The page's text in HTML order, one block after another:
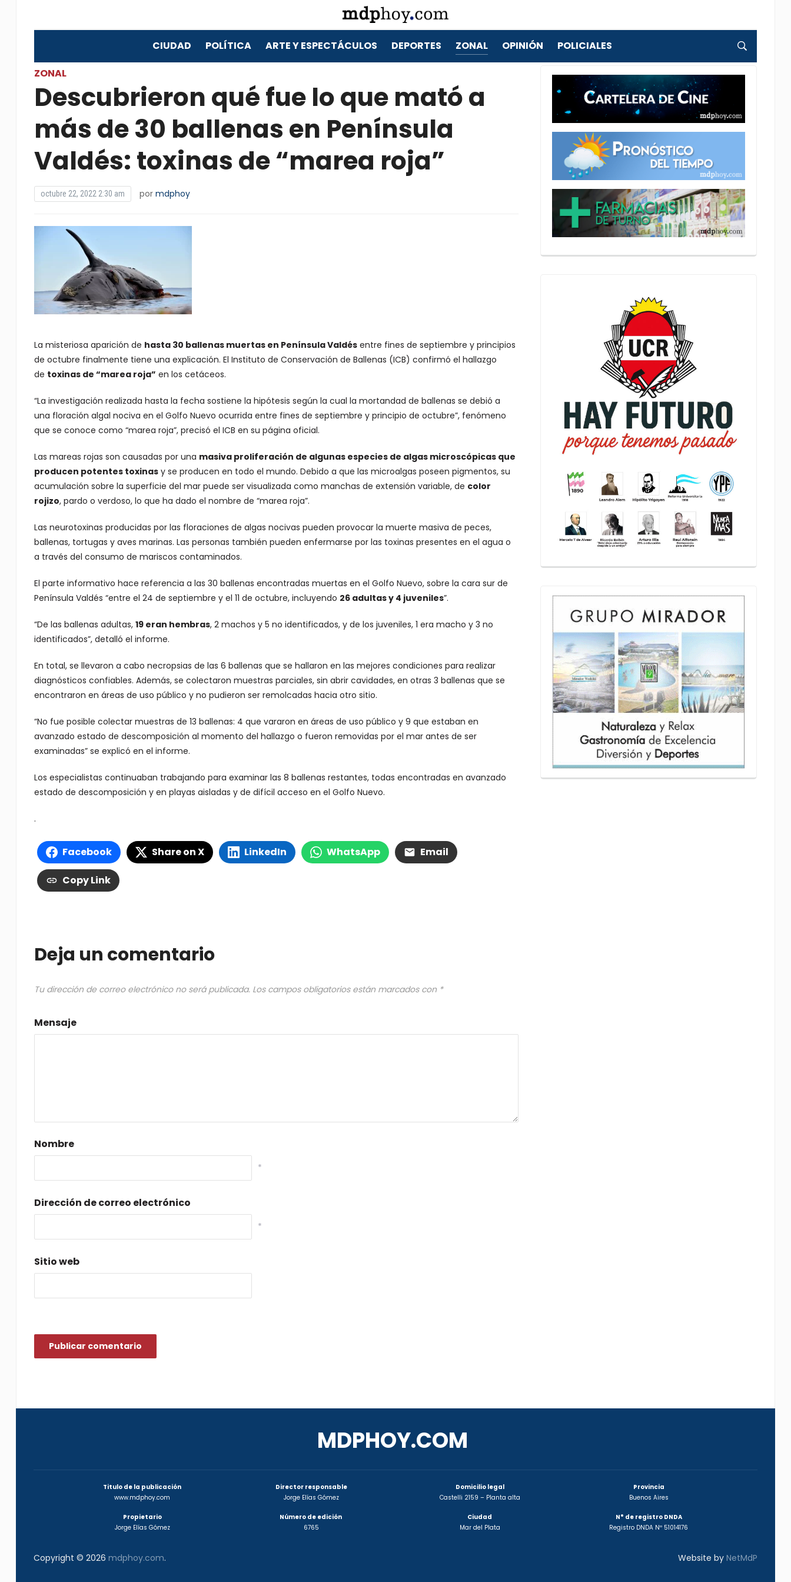
CIUDAD POLÍTICA ARTE Y ESPECTÁCULOS DEPORTES ZONAL OPINIÓN POLICIALES
ZONAL
Descubrieron qué fue lo que mató a
más de 30 ballenas en Península
Valdés: toxinas de “marea roja”
octubre 22, 2022 2:30 am por mdphoy
La misteriosa aparición de hasta 30 ballenas muertas en Península Valdésentre fines de septiembre y principios
de octubre finalmente tiene una explicación. El Instituto de Conservación de Ballenas (ICB) confirmó el hallazgo
de toxinas de “marea roja” en los cetáceos.
“La investigación realizada hasta la fecha sostiene la hipótesis según la cual la mortandad de ballenas se debió a
una floración algal nociva en el Golfo Nuevo ocurrida entre fines de septiembre y principio de octubre”, fenómeno
que se conoce como “marea roja”, precisó el ICB en su página oficial.
Las mareas rojas son causadas por una masiva proliferación de algunas especies de algas microscópicas que
producen potentes toxinasy se producen en todo el mundo. Debido a que las microalgas poseen pigmentos, su
acumulación sobre la superficie del mar puede ser visualizada como manchas de extensión variable, de color
rojizo, pardo o verdoso, lo que ha dado el nombre de “marea roja”.
Las neurotoxinas producidas por las floraciones de algas nocivas pueden provocar la muerte masiva de peces,
ballenas, tortugas y aves marinas. Las personas también pueden enfermarse por las toxinas presentes en el agua o
a través del consumo de mariscos contaminados.
El parte informativo hace referencia a las 30 ballenas encontradas muertas en el Golfo Nuevo, sobre la cara sur de
Península Valdés “entre el 24 de septiembre y el 11 de octubre, incluyendo 26 adultas y 4 juveniles”.
“De las ballenas adultas, 19 eran hembras, 2 machos y 5 no identificados, y de los juveniles, 1 era macho y 3 no
identificados”, detalló el informe.
En total, se llevaron a cabo necropsias de las 6 ballenas que se hallaron en las mejores condiciones para realizar
diagnósticos confiables. Además, se colectaron muestras parciales, sin abrir cavidades, en otras 3 ballenas que se
encontraron en áreas de uso público y no pudieron ser remolcadas hacia otro sitio.
“No fue posible colectar muestras de 13 ballenas: 4 que vararon en áreas de uso público y 9 que estaban en
avanzado estado de descomposición al momento del hallazgo o fueron removidas por el mar antes de ser
examinadas” se explicó en el informe.
Los especialistas continuaban trabajando para examinar las 8 ballenas restantes, todas encontradas en avanzado
estado de descomposición y en playas aisladas y de difícil acceso en el Golfo Nuevo.
.
Facebook Share on X LinkedIn WhatsApp Email
Copy Link
Deja un comentario
Tu dirección de correo electrónico no será publicada. Los campos obligatorios están marcados con *
Mensaje
Nombre
*
Dirección de correo electrónico
*
Sitio web
MDPHOY.COM
Titulo de la publicación
www.mdphoy.com
Propietario
Jorge Elías Gómez
Director responsable
Jorge Elías Gómez
Número de edición
6765
Domicilio legal
Castelli 2159 – Planta alta
Ciudad
Mar del Plata
Provincia
Buenos Aires
N° de registro DNDA
Registro DNDA Nº 51014176
Copyright © 2026 mdphoy.com. Website byNetMdP